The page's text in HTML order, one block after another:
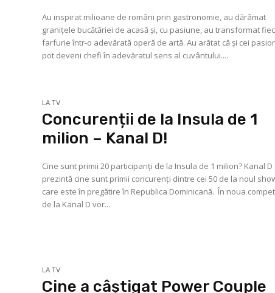
Au inspirat milioane de români prin gastronomie, au dărâmat
granițele bucătăriei de acasă și, cu pasiune, au transformat
farfurie într-o adevărată operă de artă. Au arătat că și cei
pot deveni chefi în adevăratul sens al cuvântului....
LA TV
Concurenții de la Insula de 1
milion – Kanal D!
Cine sunt primii 20 participanţi de la Insula de 1 milion? Kanal D
prezintă cine sunt primii concurenţi dintre cei 50 de la noul
care este în pregătire în Republica Dominicană. În noua
de la Kanal D vor...
LA TV
Cine a câștigat Power Couple